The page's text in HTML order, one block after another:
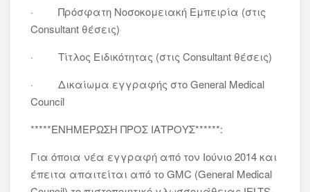
· Πρόσφατη Νοσοκομειακή Εμπειρία (στις
Consultant θέσεις)
· Τίτλος Ειδικότητας (στις Consultant θέσεις)
· Δικαίωμα εγγραφής στο General Medical
Council
*****ΕΝΗΜΕΡΩΣΗ ΠΡΟΣ ΙΑΤΡΟΥΣ******:
Για όποια νέα εγγραφή από τον Ιούνιο 2014 και
έπειτα απαιτείται από το GMC (General Medical